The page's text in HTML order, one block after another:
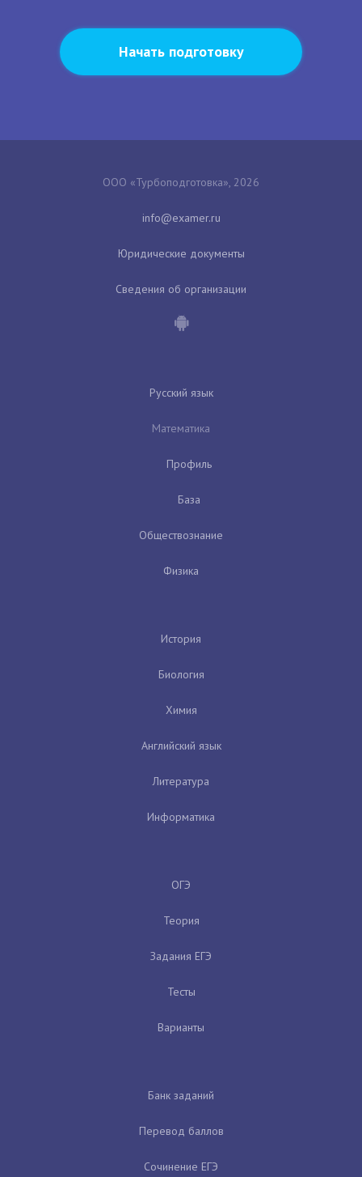
Начать подготовку
ООО «Турбоподготовка», 2026
Юридические документы
Сведения об организации
Русский язык
Математика
Профиль
База
Обществознание
Физика
История
Биология
Химия
Английский язык
Литература
Информатика
ОГЭ
Теория
Задания ЕГЭ
Тесты
Варианты
Банк заданий
Перевод баллов
Сочинение ЕГЭ